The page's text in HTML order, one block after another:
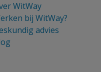
WitWay
bij WitWay?
advies